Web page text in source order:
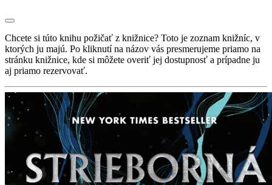
Chcete si túto knihu požičať z knižnice? Toto je zoznam knižníc, v
ktorých ju majú. Po kliknutí na názov vás presmerujeme priamo na
stránku knižnice, kde si môžete overiť jej dostupnosť a prípadne ju
aj priamo rezervovať.